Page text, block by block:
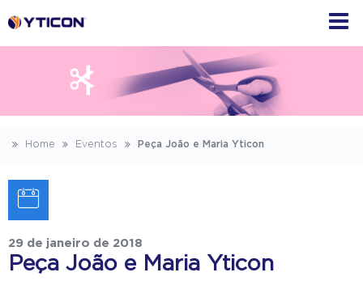
Home Eventos Peça João e Maria Yticon
29 de janeiro de 2018
Peça João e Maria Yticon